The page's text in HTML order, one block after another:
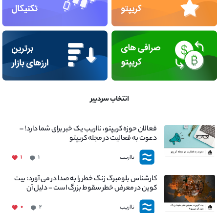
انتخاب سردبیر
فعالان حوزه کریپتو، نااریب یک خبر برای شما دارد! –
دعوت به فعالیت در مجله کریپتو
نااریب ۱ ۱
کارشناس بلومبرگ زنگ خطر را به صدا در می آورد: بیت
کوین در معرض خطر سقوط بزرگ است - دلیل آن
چیست؟
نااریب ۲ ۰